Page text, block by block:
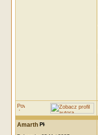
Amarth